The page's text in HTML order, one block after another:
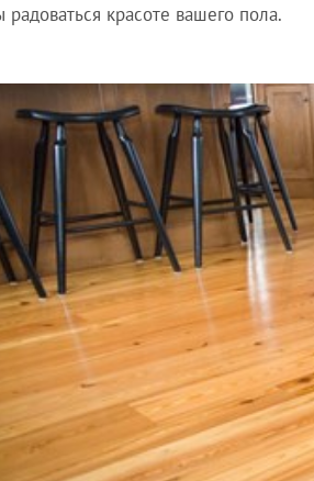
радоваться красоте вашего пола.